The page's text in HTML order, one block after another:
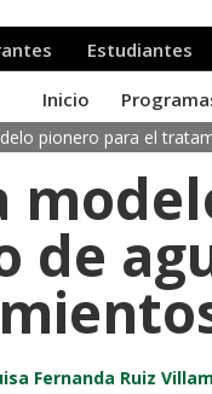
pionero para el
Fernanda Ruiz